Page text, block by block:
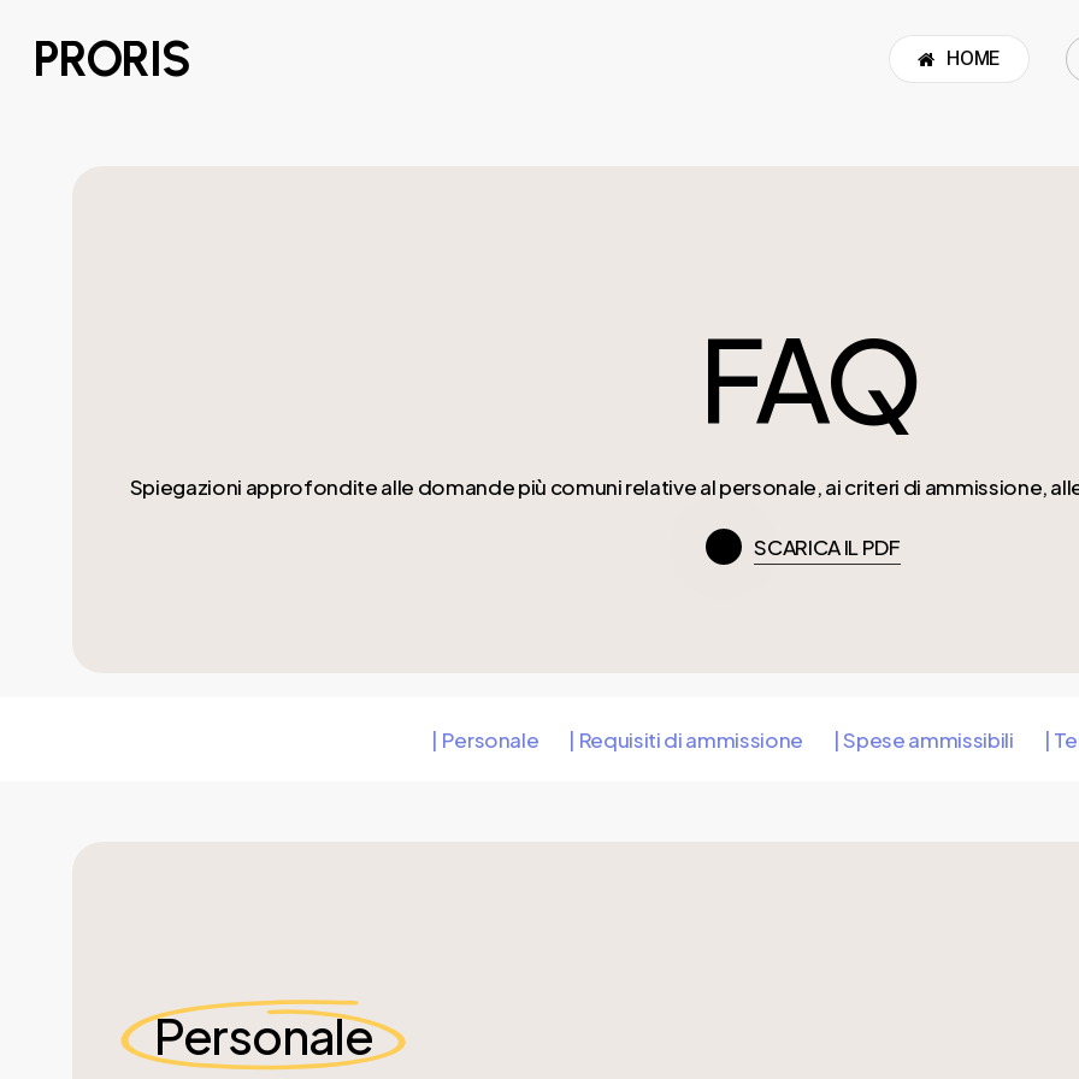
PRORIS HOME
FAQ
Spiegazioni approfondite alle domande più comuni relative al personale, ai criteri di ammissione,
SCARICA IL PDF
| Personale | Requisiti di ammissione | Spese ammissibili |
Personale